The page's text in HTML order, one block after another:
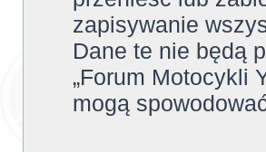
zapisywanie
Dane te nie będą
„Forum Motocykli
mogą